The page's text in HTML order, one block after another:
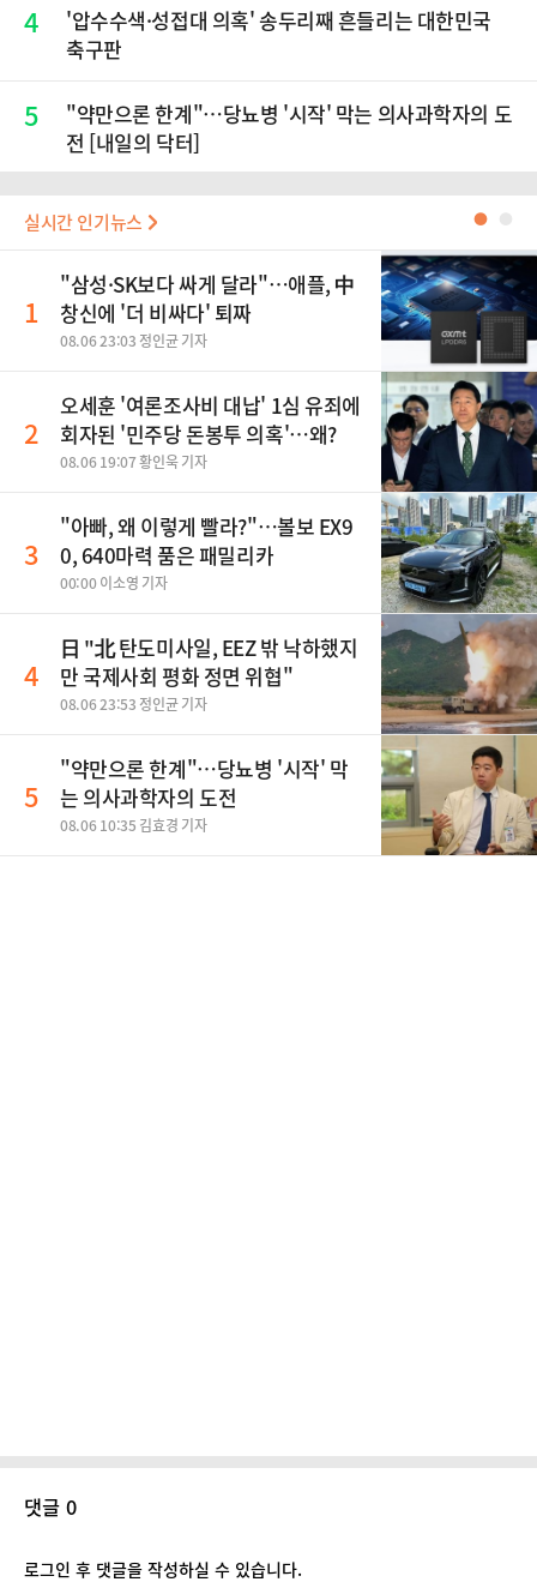
4
'압수수색·성접대 의혹' 송두리째 흔들리는 대한민국
축구판
5
"약만으론 한계"…당뇨병 '시작' 막는 의사과학자의 도
전 [내일의 닥터]
실시간 인기뉴스 ●
1
"삼성·SK보다 싸게 달라"…애플, 中
창신에 '더 비싸다' 퇴짜
08.06 23:03 정인균 기자
2
오세훈 '여론조사비 대납' 1심 유죄에
회자된 '민주당 돈봉투 의혹'…왜?
08.06 19:07 황인욱 기자
3
"아빠, 왜 이렇게 빨라?"…볼보 EX9
0, 640마력 품은 패밀리카
00:00 이소영 기자
4
日 "北 탄도미사일, EEZ 밖 낙하했지
만 국제사회 평화 정면 위협"
08.06 23:53 정인균 기자
5
"약만으론 한계"…당뇨병 '시작' 막
는 의사과학자의 도전
08.06 10:35 김효경 기자
댓글 0
로그인 후 댓글을 작성하실 수 있습니다.